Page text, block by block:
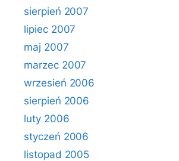
sierpień 2007
lipiec 2007
maj 2007
marzec 2007
wrzesień 2006
sierpień 2006
luty 2006
styczeń 2006
listopad 2005